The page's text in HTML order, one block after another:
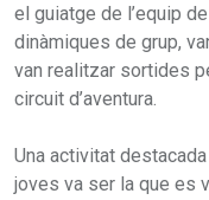
el guiatge de l’equip
dinàmiques de grup,
van realitzar sortides
circuit d’aventura.
Una activitat
joves va ser la que es